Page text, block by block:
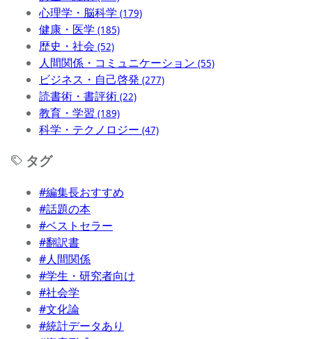
心理学・脳科学 (179)
健康・医学 (185)
歴史・社会 (52)
人間関係・コミュニケーション (55)
ビジネス・自己啓発 (277)
読書術・書評術 (22)
教育・学習 (189)
科学・テクノロジー (47)
タグ
#編集長おすすめ
#話題の本
#ベストセラー
#翻訳書
#人間関係
#学生・研究者向け
#社会学
#文化論
#統計データあり